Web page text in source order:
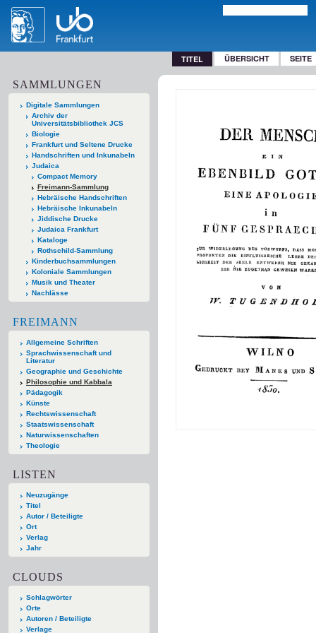
TITEL ÜBERSICHT SEITE
SAMMLUNGEN
Digitale Sammlungen
Archiv der
Universitätsbibliothek JCS
Biologie
Frankfurt und Seltene Drucke
Handschriften und Inkunabeln
Judaica
Compact Memory
Freimann-Sammlung
Hebräische Handschriften
Hebräische Inkunabeln
Jiddische Drucke
Judaica Frankfurt
Kataloge
Rothschild-Sammlung
Kinderbuchsammlungen
Koloniale Sammlungen
Musik und Theater
Nachlässe
FREIMANN
Allgemeine Schriften
Sprachwissenschaft und
Literatur
Geographie und Geschichte
Philosophie und Kabbala
Pädagogik
Künste
Rechtswissenschaft
Staatswissenschaft
Naturwissenschaften
Theologie
LISTEN
Neuzugänge
Titel
Autor / Beteiligte
Ort
Verlag
Jahr
CLOUDS
Schlagwörter
Orte
Autoren / Beteiligte
Verlage